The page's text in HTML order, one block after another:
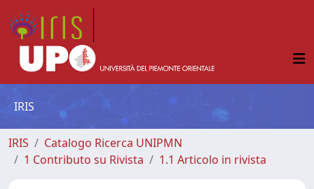
IRIS
IRIS
Catalogo Ricerca UNIPMN
1 Contributo su Rivista
1.1 Articolo in rivista